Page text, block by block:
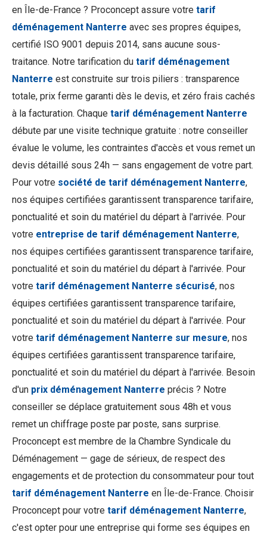
en Île-de-France ? Proconcept assure votre tarif
déménagement Nanterre avec ses propres équipes,
certifié ISO 9001 depuis 2014, sans aucune sous-
traitance. Notre tarification du tarif déménagement
Nanterre est construite sur trois piliers : transparence
totale, prix ferme garanti dès le devis, et zéro frais cachés
à la facturation. Chaque tarif déménagement Nanterre
débute par une visite technique gratuite : notre conseiller
évalue le volume, les contraintes d'accès et vous remet un
devis détaillé sous 24h — sans engagement de votre part.
Pour votre société de tarif déménagement Nanterre,
nos équipes certifiées garantissent transparence tarifaire,
ponctualité et soin du matériel du départ à l'arrivée. Pour
votre entreprise de tarif déménagement Nanterre,
nos équipes certifiées garantissent transparence tarifaire,
ponctualité et soin du matériel du départ à l'arrivée. Pour
votre tarif déménagement Nanterre sécurisé, nos
équipes certifiées garantissent transparence tarifaire,
ponctualité et soin du matériel du départ à l'arrivée. Pour
votre tarif déménagement Nanterre sur mesure, nos
équipes certifiées garantissent transparence tarifaire,
ponctualité et soin du matériel du départ à l'arrivée. Besoin
d'un prix déménagement Nanterre précis ? Notre
conseiller se déplace gratuitement sous 48h et vous
remet un chiffrage poste par poste, sans surprise.
Proconcept est membre de la Chambre Syndicale du
Déménagement — gage de sérieux, de respect des
engagements et de protection du consommateur pour tout
tarif déménagement Nanterre en Île-de-France. Choisir
Proconcept pour votre tarif déménagement Nanterre,
c'est opter pour une entreprise qui forme ses équipes en